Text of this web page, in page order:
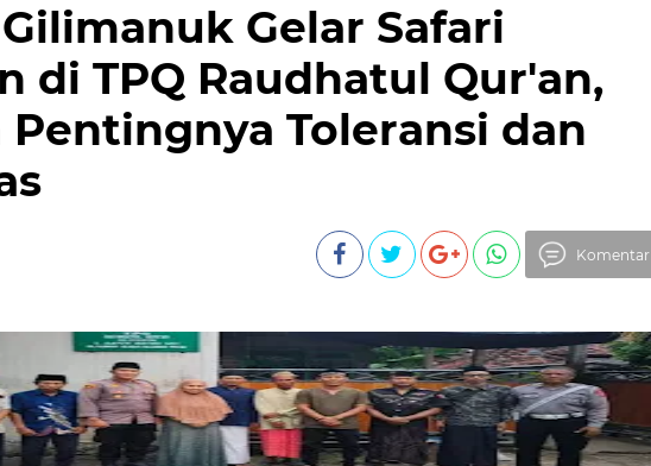
Gelar Safari
di TPQ Raudhatul Qur'an,
Pentingnya Toleransi dan
Komentar